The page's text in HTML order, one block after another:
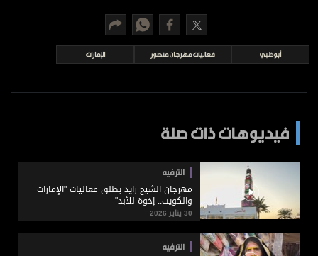
مواقيت الصلاة
الأحوال الجوية
أبوظبي فعاليات مهرجان منصور الإمارات
فيديوهات ذات صلة
الترفيه
مهرجان الشيخ زايد يطلق فعاليات "الإمارات
والكويت.. إخوة للأبد"
30 يناير 2026
الترفيه